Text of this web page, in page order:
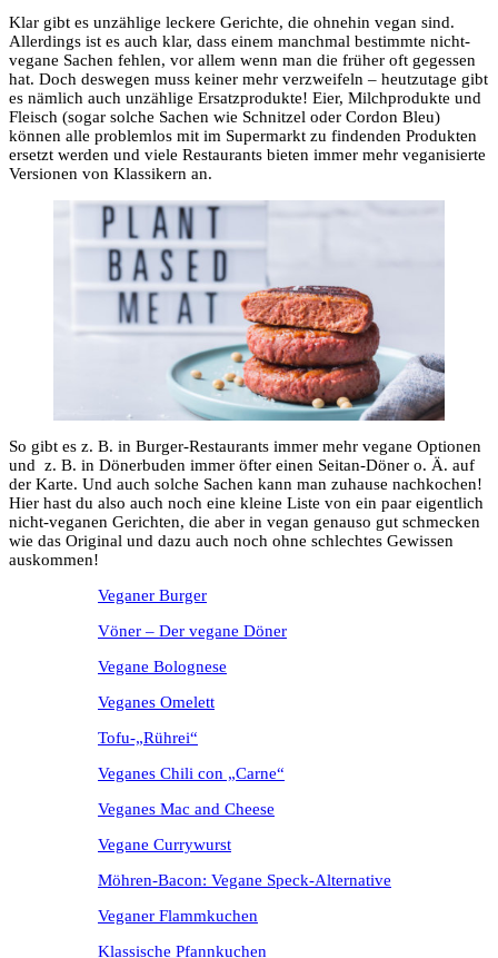
Klar gibt es unzählige leckere Gerichte, die ohnehin vegan sind.
Allerdings ist es auch klar, dass einem manchmal bestimmte nicht-
vegane Sachen fehlen, vor allem wenn man die früher oft gegessen
hat. Doch deswegen muss keiner mehr verzweifeln – heutzutage gibt
es nämlich auch unzählige Ersatzprodukte! Eier, Milchprodukte und
Fleisch (sogar solche Sachen wie Schnitzel oder Cordon Bleu)
können alle problemlos mit im Supermarkt zu findenden Produkten
ersetzt werden und viele Restaurants bieten immer mehr veganisierte
Versionen von Klassikern an.
So gibt es z. B. in Burger-Restaurants immer mehr vegane Optionen
und z. B. in Dönerbuden immer öfter einen Seitan-Döner o. Ä. auf
der Karte. Und auch solche Sachen kann man zuhause nachkochen!
Hier hast du also auch noch eine kleine Liste von ein paar eigentlich
nicht-veganen Gerichten, die aber in vegan genauso gut schmecken
wie das Original und dazu auch noch ohne schlechtes Gewissen
auskommen!
Veganer Burger
Vöner – Der vegane Döner
Vegane Bolognese
Veganes Omelett
Tofu-„Rührei“
Veganes Chili con „Carne“
Veganes Mac and Cheese
Vegane Currywurst
Möhren-Bacon: Vegane Speck-Alternative
Veganer Flammkuchen
Klassische Pfannkuchen